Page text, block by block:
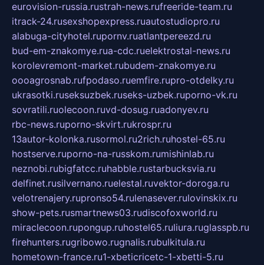
eurovision-russia.rustrah-news.rufreeride-team.ru
itrack-24.rusexshopexpress.ruautostudiopro.ru
alabuga-cityhotel.rupornv.ruatlantpereezd.ru
bud-em-znakomye.rua-cdc.ruelektrostal-news.ru
korolevremont-market.rubudem-znakomye.ru
oooagrosnab.rufpodaso.ruemfire.rupro-otdelky.ru
ukrasotki.ruseksuzbek.ruseks-uzbek.ruporno-vk.ru
sovratili.ruolecoon.ruvd-dosug.ruadonyev.ru
rbc-news.ruporno-skvirt.rukrospr.ru
13autor-kolonka.rusormol.ru2rich.ruhostel-65.ru
hostserve.ruporno-na-russkom.rumishinlab.ru
neznobi.rubigfatcc.ruhabble.rustarbucksvia.ru
delfinet.rusilvernano.ruelestal.ruvektor-doroga.ru
velotrenajery.rupronso54.rulenasever.rulovinskix.ru
show-pets.rusmartnews03.rudiscofoxworld.ru
miraclecoon.rupongup.ruhostel65.ruliura.ruglasspb.ru
firehunters.rugribowo.rugnalis.rubulkitula.ru
hometown-france.ru1-xbeticricetc-1-xbetti-5.ru